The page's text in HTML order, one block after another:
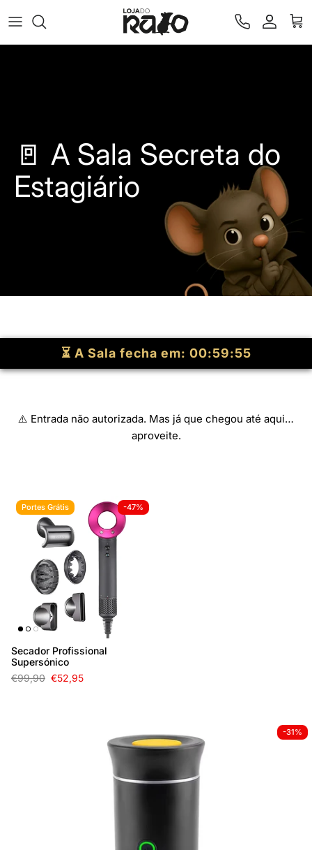
Conta
🚪 A Sala Secreta do
Estagiário
⏳ A Sala fecha em: 00:59:53
⚠️ Entrada não autorizada. Mas já que chegou até aqui…
aproveite.
Portes Grátis -47%
Secador Profissional
Supersónico
€99,90 €52,95
-31%